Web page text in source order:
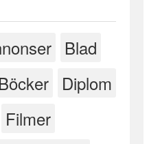
Blad
Böcker Diplom
Filmer